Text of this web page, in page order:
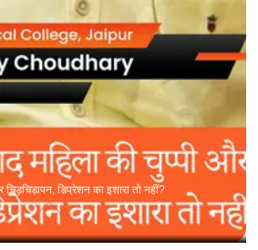
चिड़चिड़ापन, डिप्रेशन का इशारा तो नहीं?